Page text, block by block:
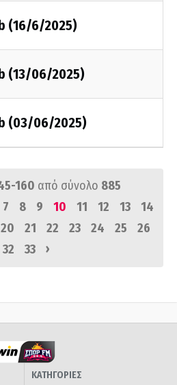
(16/6/2025)
(13/06/2025)
(03/06/2025)
160 από σύνολο 885
7 8 9 10 11 12 13
14
20 21 22 23 24 25
26
32 33 ›
ΚΑΤΗΓΟΡΙΕΣ